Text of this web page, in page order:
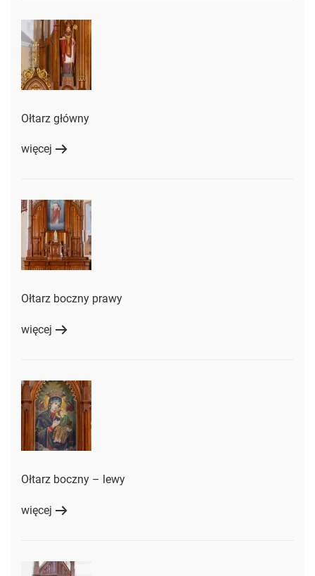
Ołtarz główny
więcej
Ołtarz boczny prawy
więcej
Ołtarz boczny – lewy
więcej